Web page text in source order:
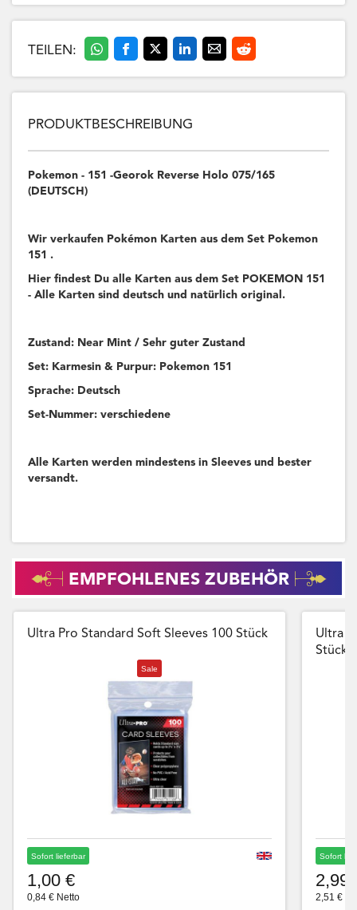
TEILEN:
PRODUKTBESCHREIBUNG
Pokemon - 151 -Georok Reverse Holo 075/165
(DEUTSCH)
Wir verkaufen Pokémon Karten aus dem Set Pokemon
151 .
Hier findest Du alle Karten aus dem Set POKEMON 151
- Alle Karten sind deutsch und natürlich original.
Zustand: Near Mint / Sehr guter Zustand
Set: Karmesin & Purpur: Pokemon 151
Sprache: Deutsch
Set-Nummer: verschiedene
Alle Karten werden mindestens in Sleeves und bester
versandt.
EMPFOHLENES ZUBEHÖR
Ultra Pro Standard Soft Sleeves 100 Stück
Sale
Sofort lieferbar
1,00 €
0,84 € Netto
Ultra
Stück
Sofort
2,99
2,51 €